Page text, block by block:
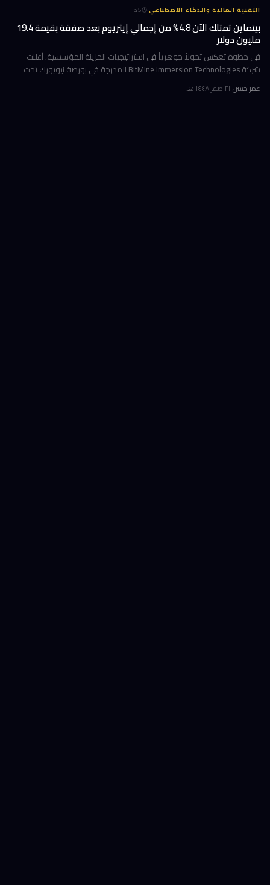
التقنية المالية والذكاء الاصطناعي·
5د
بيتماين تمتلك الآن 4.8% من إجمالي إيثريوم بعد صفقة بقيمة 19.4
مليون دولار
في خطوة تعكس تحولاً جوهرياً في استراتيجيات الخزينة المؤسسية، أعلنت
شركة BitMine Immersion Technologies المدرجة في بورصة نيويورك تحت
عمر حسن·٢١ صفر ١٤٤٨ هـ